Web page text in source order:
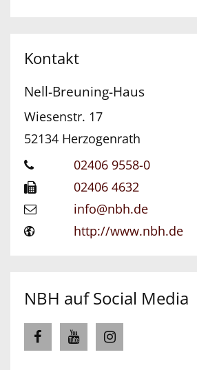
Kontakt
Nell-Breuning-Haus
Wiesenstr. 17
52134 Herzogenrath
02406 9558-0
02406 4632
info@nbh.de
http://www.nbh.de
NBH auf Social Media